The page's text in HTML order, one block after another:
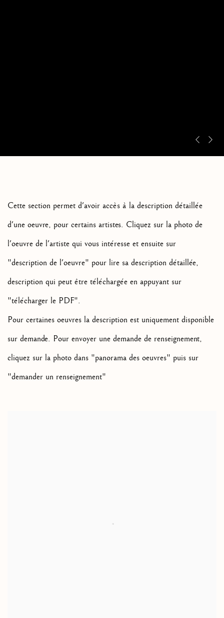
SÉLECTION D'ARTISTES
Cette section permet d'avoir accès à la description détaillée
d'une oeuvre, pour certains artistes. Cliquez sur la photo de
l'oeuvre de l'artiste qui vous intéresse et ensuite sur
"description de l'oeuvre" pour lire sa description détaillée,
description qui peut être téléchargée en appuyant sur
"télécharger le PDF".
Pour certaines oeuvres la description est uniquement disponible
sur demande. Pour envoyer une demande de renseignement,
cliquez sur la photo dans "panorama des oeuvres" puis sur
"demander un renseignement"